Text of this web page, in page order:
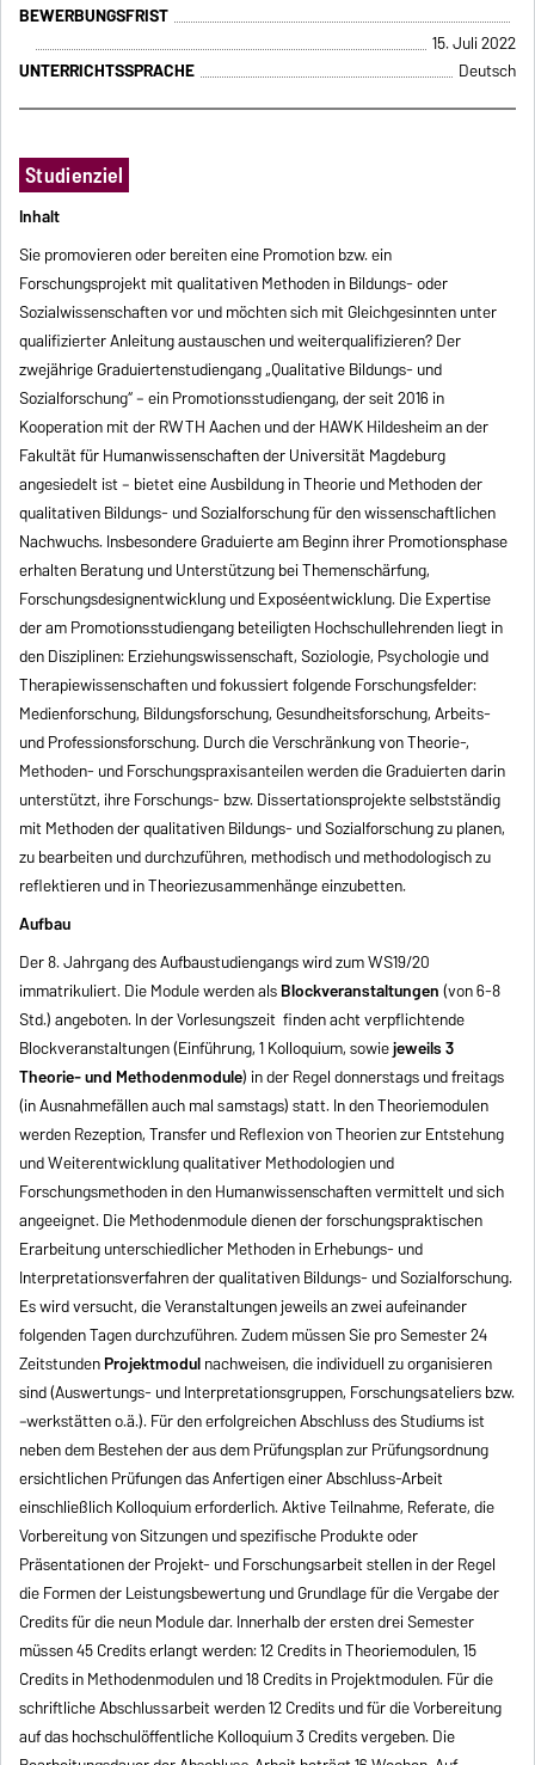
BEWERBUNGSFRIST
15. Juli 2022
UNTERRICHTSSPRACHE
Deutsch
Studienziel
Inhalt
Sie promovieren oder bereiten eine Promotion bzw. ein
Forschungsprojekt mit qualitativen Methoden in Bildungs- oder
Sozialwissenschaften vor und möchten sich mit Gleichgesinnten unter
qualifizierter Anleitung austauschen und weiterqualifizieren? Der
zweijährige Graduiertenstudiengang „Qualitative Bildungs- und
Sozialforschung“ – ein Promotionsstudiengang, der seit 2016 in
Kooperation mit der RWTH Aachen und der HAWK Hildesheim an der
Fakultät für Humanwissenschaften der Universität Magdeburg
angesiedelt ist – bietet eine Ausbildung in Theorie und Methoden der
qualitativen Bildungs- und Sozialforschung für den wissenschaftlichen
Nachwuchs. Insbesondere Graduierte am Beginn ihrer Promotionsphase
erhalten Beratung und Unterstützung bei Themenschärfung,
Forschungsdesignentwicklung und Exposéentwicklung. Die Expertise
der am Promotionsstudiengang beteiligten Hochschullehrenden liegt in
den Disziplinen: Erziehungswissenschaft, Soziologie, Psychologie und
Therapiewissenschaften und fokussiert folgende Forschungsfelder:
Medienforschung, Bildungsforschung, Gesundheitsforschung, Arbeits-
und Professionsforschung. Durch die Verschränkung von Theorie-,
Methoden- und Forschungspraxisanteilen werden die Graduierten darin
unterstützt, ihre Forschungs- bzw. Dissertationsprojekte selbstständig
mit Methoden der qualitativen Bildungs- und Sozialforschung zu planen,
zu bearbeiten und durchzuführen, methodisch und methodologisch zu
reflektieren und in Theoriezusammenhänge einzubetten.
Aufbau
Der 8. Jahrgang des Aufbaustudiengangs wird zum WS19/20
immatrikuliert. Die Module werden alsBlockveranstaltungen(von 6-8
Std.) angeboten. In der Vorlesungszeit finden acht verpflichtende
Blockveranstaltungen (Einführung, 1 Kolloquium, sowiejeweils 3
Theorie- und Methodenmodule) in der Regel donnerstags und freitags
(in Ausnahmefällen auch mal samstags) statt. In den Theoriemodulen
werden Rezeption, Transfer und Reflexion von Theorien zur Entstehung
und Weiterentwicklung qualitativer Methodologien und
Forschungsmethoden in den Humanwissenschaften vermittelt und sich
angeeignet. Die Methodenmodule dienen der forschungspraktischen
Erarbeitung unterschiedlicher Methoden in Erhebungs- und
Interpretationsverfahren der qualitativen Bildungs- und Sozialforschung.
Es wird versucht, die Veranstaltungen jeweils an zwei aufeinander
folgenden Tagen durchzuführen. Zudem müssen Sie pro Semester 24
ZeitstundenProjektmodulnachweisen, die individuell zu organisieren
sind (Auswertungs- und Interpretationsgruppen, Forschungsateliers bzw.
–werkstätten o.ä.). Für den erfolgreichen Abschluss des Studiums ist
neben dem Bestehen der aus dem Prüfungsplan zur Prüfungsordnung
ersichtlichen Prüfungen das Anfertigen einer Abschluss-Arbeit
einschließlich Kolloquium erforderlich. Aktive Teilnahme, Referate, die
Vorbereitung von Sitzungen und spezifische Produkte oder
Präsentationen der Projekt- und Forschungsarbeit stellen in der Regel
die Formen der Leistungsbewertung und Grundlage für die Vergabe der
Credits für die neun Module dar. Innerhalb der ersten drei Semester
müssen 45 Credits erlangt werden: 12 Credits in Theoriemodulen, 15
Credits in Methodenmodulen und 18 Credits in Projektmodulen. Für die
schriftliche Abschlussarbeit werden 12 Credits und für die Vorbereitung
auf das hochschulöffentliche Kolloquium 3 Credits vergeben. Die